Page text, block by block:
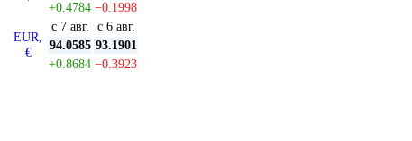
+0.4784 −0.1998
EUR,
€
с 7 авг.
с 6 авг.
94.0585 93.1901
+0.8684 −0.3923